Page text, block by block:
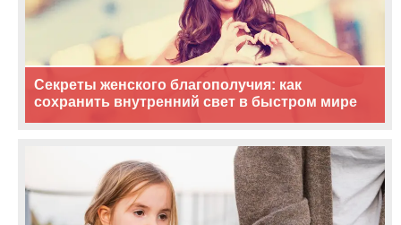
Секреты женского благополучия: как
сохранить внутренний свет в быстром мире